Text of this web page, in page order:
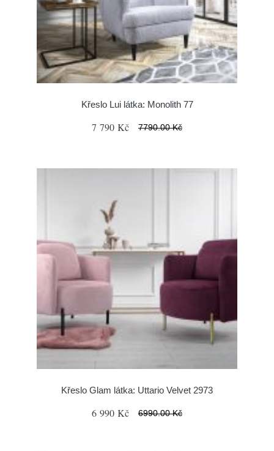
Křeslo Lui látka: Monolith 77
7 790 Kč 7790.00 Kč
Křeslo Glam látka: Uttario Velvet 2973
6 990 Kč 6990.00 Kč